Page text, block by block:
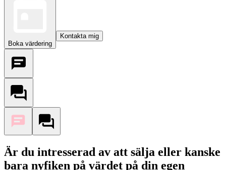
Boka värdering
Kontakta mig
Är du intresserad av att sälja eller kanske
bara nyfiken på värdet på din egen